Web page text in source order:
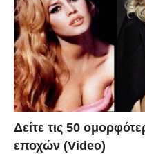
Δείτε τις 50
εποχών (Video)